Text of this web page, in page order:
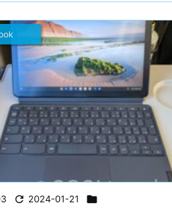
 2024-01-21 